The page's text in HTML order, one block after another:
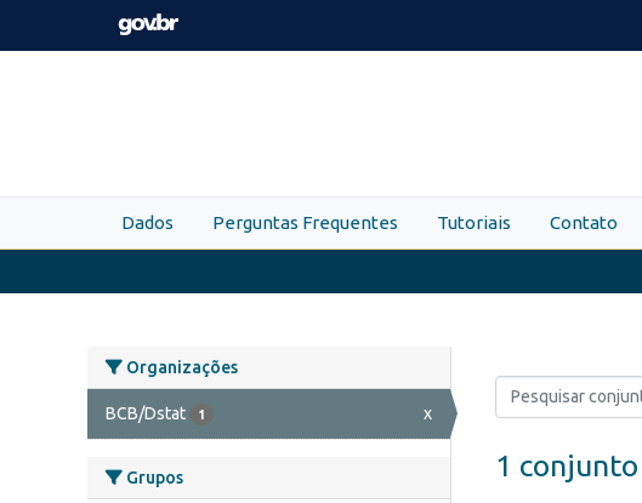
Skip to main content
Dados Perguntas Frequentes Tutoriais Contato
Organizações
BCB/Dstat 1 x
Grupos 1